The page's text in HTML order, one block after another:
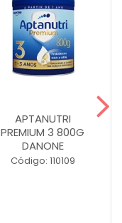
APTANUTRI
PREMIUM 3 800G
DANONE
Código: 110109